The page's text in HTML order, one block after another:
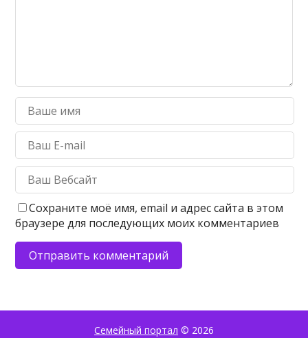
Сохраните моё имя, email и адрес сайта в этом
браузере для последующих моих комментариев
Семейный портал © 2026